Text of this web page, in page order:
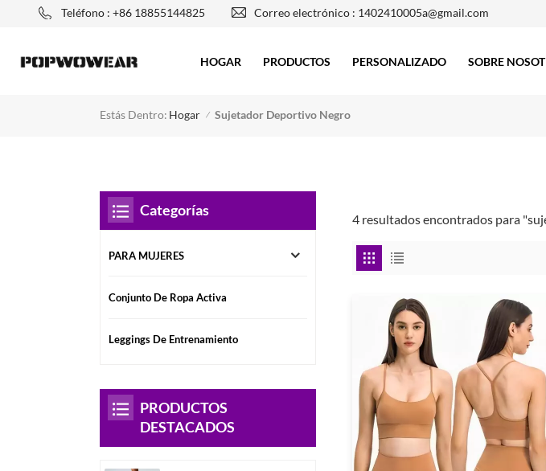
Teléfono : +86 18855144825 Correo electrónico : 1402410005a@gmail.com
HOGAR PRODUCTOS PERSONALIZADO SOBRE
Estás Dentro: Hogar / Sujetador Deportivo Negro
4 resultados encontrados para
Categorías
PARA MUJERES
Conjunto De Ropa Activa
Leggings De Entrenamiento
PRODUCTOS
DESTACADOS